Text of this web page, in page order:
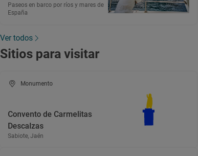
Paseos en barco por ríos y mares de
España
Ver todos
Sitios para visitar
Monumento
Convento de Carmelitas
Descalzas
Sabiote, Jaén